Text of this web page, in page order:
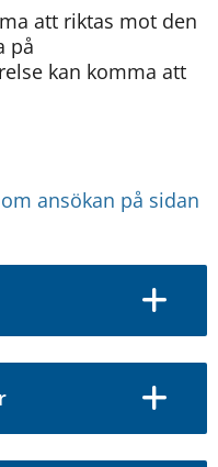
att riktas mot den
på
kan komma att
ansökan på sidan